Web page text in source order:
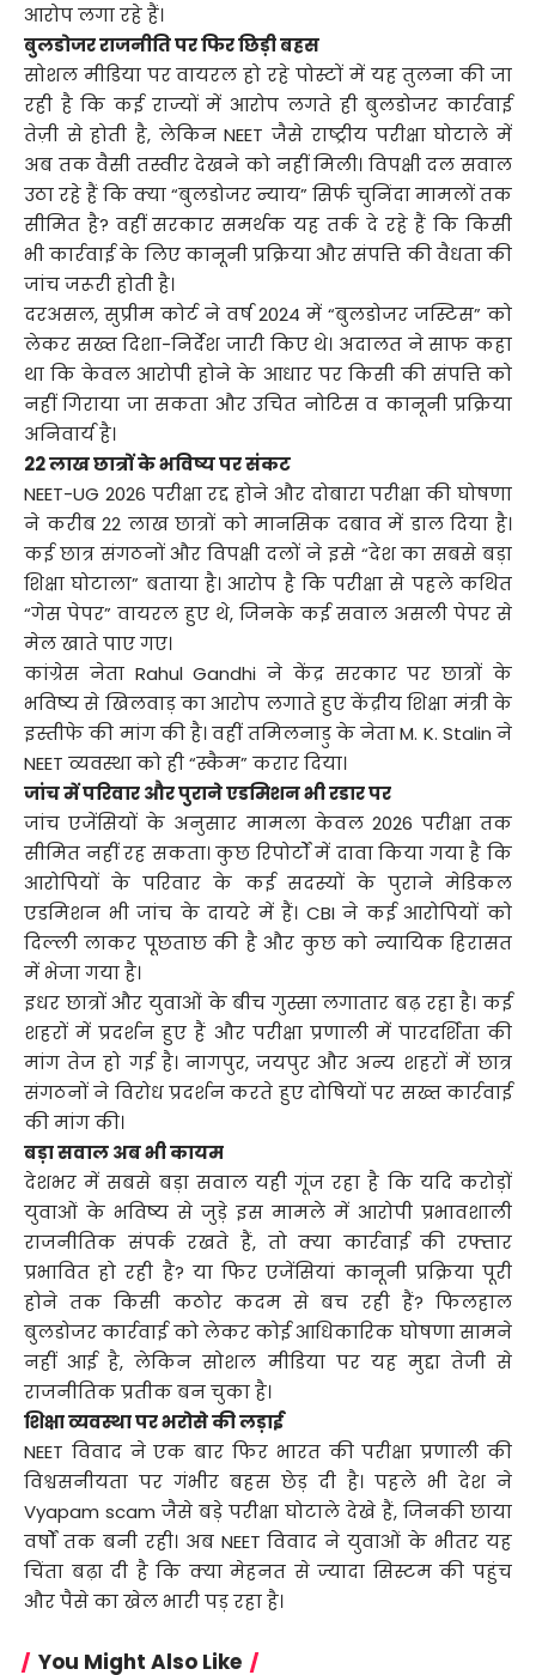
आरोप लगा रहे हैं।
बुलडोजर राजनीति पर फिर छिड़ी बहस
सोशल मीडिया पर वायरल हो रहे पोस्टों में यह तुलना की जा
रही है कि कई राज्यों में आरोप लगते ही बुलडोजर कार्रवाई
तेज़ी से होती है, लेकिन NEET जैसे राष्ट्रीय परीक्षा घोटाले में
अब तक वैसी तस्वीर देखने को नहीं मिली। विपक्षी दल सवाल
उठा रहे हैं कि क्या “बुलडोजर न्याय” सिर्फ चुनिंदा मामलों तक
सीमित है? वहीं सरकार समर्थक यह तर्क दे रहे हैं कि किसी
भी कार्रवाई के लिए कानूनी प्रक्रिया और संपत्ति की वैधता की
जांच जरूरी होती है।
दरअसल, सुप्रीम कोर्ट ने वर्ष 2024 में “बुलडोजर जस्टिस” को
लेकर सख्त दिशा-निर्देश जारी किए थे। अदालत ने साफ कहा
था कि केवल आरोपी होने के आधार पर किसी की संपत्ति को
नहीं गिराया जा सकता और उचित नोटिस व कानूनी प्रक्रिया
अनिवार्य है।
22 लाख छात्रों के भविष्य पर संकट
NEET-UG 2026 परीक्षा रद्द होने और दोबारा परीक्षा की घोषणा
ने करीब 22 लाख छात्रों को मानसिक दबाव में डाल दिया है।
कई छात्र संगठनों और विपक्षी दलों ने इसे “देश का सबसे बड़ा
शिक्षा घोटाला” बताया है। आरोप है कि परीक्षा से पहले कथित
“गेस पेपर” वायरल हुए थे, जिनके कई सवाल असली पेपर से
मेल खाते पाए गए।
कांग्रेस नेता Rahul Gandhi ने केंद्र सरकार पर छात्रों के
भविष्य से खिलवाड़ का आरोप लगाते हुए केंद्रीय शिक्षा मंत्री के
इस्तीफे की मांग की है। वहीं तमिलनाडु के नेता M. K. Stalin ने
NEET व्यवस्था को ही “स्कैम” करार दिया।
जांच में परिवार और पुराने एडमिशन भी रडार पर
जांच एजेंसियों के अनुसार मामला केवल 2026 परीक्षा तक
सीमित नहीं रह सकता। कुछ रिपोर्टों में दावा किया गया है कि
आरोपियों के परिवार के कई सदस्यों के पुराने मेडिकल
एडमिशन भी जांच के दायरे में हैं। CBI ने कई आरोपियों को
दिल्ली लाकर पूछताछ की है और कुछ को न्यायिक हिरासत
में भेजा गया है।
इधर छात्रों और युवाओं के बीच गुस्सा लगातार बढ़ रहा है। कई
शहरों में प्रदर्शन हुए हैं और परीक्षा प्रणाली में पारदर्शिता की
मांग तेज हो गई है। नागपुर, जयपुर और अन्य शहरों में छात्र
संगठनों ने विरोध प्रदर्शन करते हुए दोषियों पर सख्त कार्रवाई
की मांग की।
बड़ा सवाल अब भी कायम
देशभर में सबसे बड़ा सवाल यही गूंज रहा है कि यदि करोड़ों
युवाओं के भविष्य से जुड़े इस मामले में आरोपी प्रभावशाली
राजनीतिक संपर्क रखते हैं, तो क्या कार्रवाई की रफ्तार
प्रभावित हो रही है? या फिर एजेंसियां कानूनी प्रक्रिया पूरी
होने तक किसी कठोर कदम से बच रही हैं? फिलहाल
बुलडोजर कार्रवाई को लेकर कोई आधिकारिक घोषणा सामने
नहीं आई है, लेकिन सोशल मीडिया पर यह मुद्दा तेजी से
राजनीतिक प्रतीक बन चुका है।
शिक्षा व्यवस्था पर भरोसे की लड़ाई
NEET विवाद ने एक बार फिर भारत की परीक्षा प्रणाली की
विश्वसनीयता पर गंभीर बहस छेड़ दी है। पहले भी देश ने
Vyapam scam जैसे बड़े परीक्षा घोटाले देखे हैं, जिनकी छाया
वर्षों तक बनी रही। अब NEET विवाद ने युवाओं के भीतर यह
चिंता बढ़ा दी है कि क्या मेहनत से ज्यादा सिस्टम की पहुंच
और पैसे का खेल भारी पड़ रहा है।
You Might Also Like